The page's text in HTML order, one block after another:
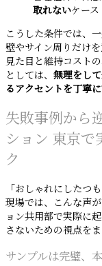
取れないケース
こうした条件では、
壁やサイン周りだけ
見た目と維持コスト
としては、 無理をし
るアクセントを丁寧
失敗事例から
ション 東京で
ク
「おしゃれにしたつ
現場では、こんな声
ョン共用部で実際に
さないための視点をま
サンプルは完璧、